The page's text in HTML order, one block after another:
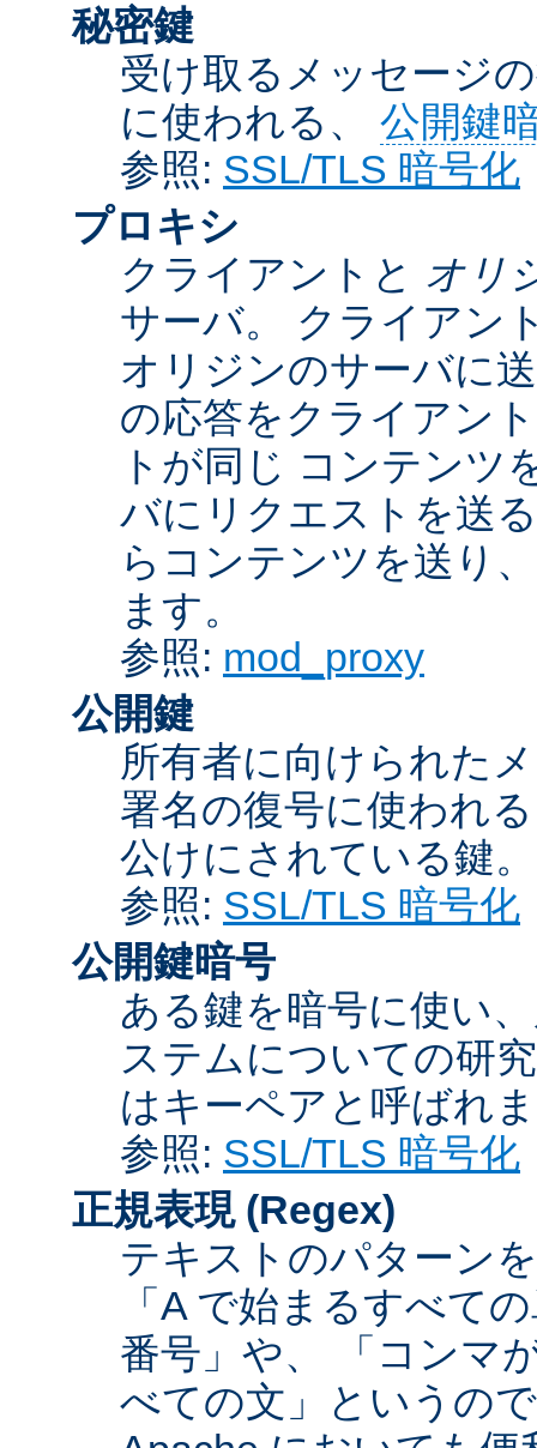
秘密鍵
受け取るメッセージ
に使われる、 公開鍵
参照: SSL/TLS 暗号化
プロキシ
クライアントと オリ
サーバ。 クライアン
オリジンのサーバに
の応答をクライアン
トが同じ コンテンツ
バにリクエストを送
らコンテンツを送り
ます。
参照: mod_proxy
公開鍵
所有者に向けられた
署名の復号に使われ
公けにされている鍵。
参照: SSL/TLS 暗号化
公開鍵暗号
ある鍵を暗号に使い
ステムについての研
はキーペアと呼ばれ
参照: SSL/TLS 暗号化
正規表現 (Regex)
テキストのパターン
「A で始まるすべて
番号」や、 「コンマ
べての文」というの